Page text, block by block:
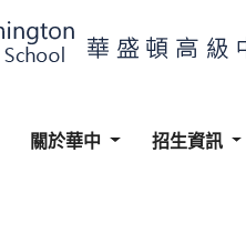
關於華中 招生資訊